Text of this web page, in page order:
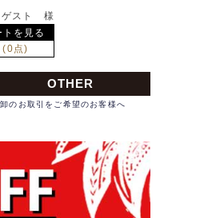
スト 様
トを見る
点)
OTHER
卸のお取引をご希望のお客様へ